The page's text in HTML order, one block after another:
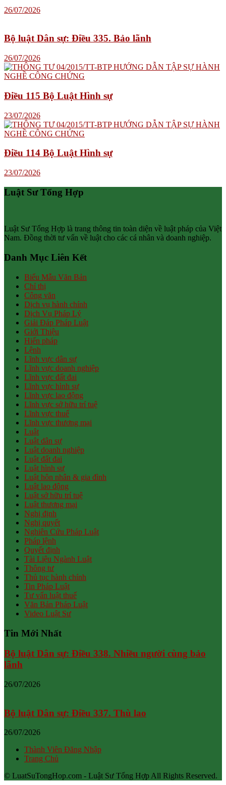
26/07/2026
Bộ luật Dân sự: Điều 335. Bảo lãnh
26/07/2026
Điều 115 Bộ Luật Hình sự
23/07/2026
Điều 114 Bộ Luật Hình sự
23/07/2026
Luật Sư Tổng Hợp
Luật Sư Tổng Hợp là trang thông tin toàn diện về luật pháp của Việt
Nam. Đồng thời tư vấn về luật cho các cá nhân và doanh nghiệp.
Danh Mục Liên Kết
Biểu Mẫu Văn Bản
Chỉ thị
Công văn
Dịch vụ hành chính
Dịch Vụ Pháp Lý
Giải Đáp Pháp Luật
Giới Thiệu
Hiến pháp
Lệnh
Lĩnh vực dân sự
Lĩnh vực doanh nghiệp
Lĩnh vực đất đai
Lĩnh vực hình sự
Lĩnh vực lao động
Lĩnh vực sở hữu trí tuệ
Lĩnh vực thuế
Lĩnh vực thương mại
Luật
Luật dân sự
Luật doanh nghiệp
Luật đất đai
Luật hình sự
Luật hôn nhân & gia đình
Luật lao động
Luật sở hữu trí tuệ
Luật thương mại
Nghị định
Nghị quyết
Nghiên Cứu Pháp Luật
Pháp lệnh
Quyết định
Tài Liệu Ngành Luật
Thông tư
Thủ tục hành chính
Tin Pháp Luật
Tư vấn luật thuế
Văn Bản Pháp Luật
Video Luật Sư
Tin Mới Nhất
Bộ luật Dân sự: Điều 338. Nhiều người cùng bảo
lãnh
26/07/2026
Bộ luật Dân sự: Điều 337. Thù lao
26/07/2026
Thành Viên Đăng Nhập
Trang Chủ
© LuatSuTongHop.com - Luật Sư Tổng Hợp All Rights Reserved.